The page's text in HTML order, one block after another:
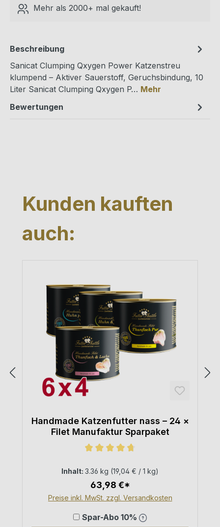
Mehr als 2000+ mal gekauft!
Beschreibung
Sanicat Clumping Qxygen Power Katzenstreu
klumpend – Aktiver Sauerstoff, Geruchsbindung, 10
Liter Sanicat Clumping Qxygen P… Mehr
Bewertungen
Produktgalerie überspringen
Kunden kauften
auch:
Handmade Katzenfutter nass – 24 ×
Filet Manufaktur Sparpaket
Inhalt: 3.36 kg (19,04 € / 1 kg)
63,98 €*
Preise inkl. MwSt. zzgl. Versandkosten
Spar-Abo 10%